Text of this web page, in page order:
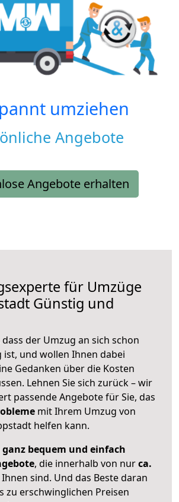
umziehen
Angebote
Angebote erhalten
für Umzüge
Günstig und
der Umzug an sich schon
ist, und wollen Ihnen dabei
Gedanken über die Kosten
Lehnen Sie sich zurück – wir
passende Angebote für Sie, das
mit Ihrem Umzug von
helfen kann.
ganz bequem und einfach
, die innerhalb von nurca.
sind. Und das Beste daran
zu erschwinglichen Preisen